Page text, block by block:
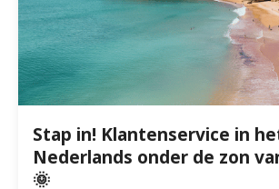
Stap in! Klantenservice in
Nederlands onder de zon
🌞